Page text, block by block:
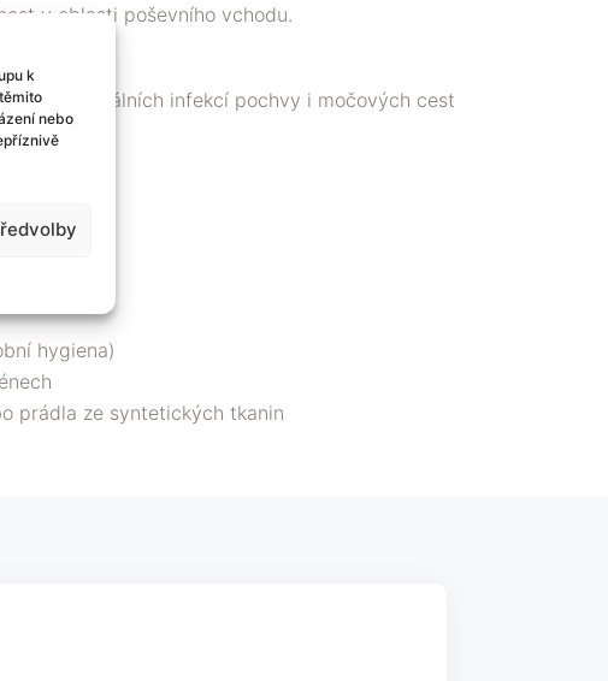
k
nebo
v oblasti poševního vchodu.
bakteriálních infekcí pochvy i močových cest
hygiena)
prádla ze syntetických tkanin